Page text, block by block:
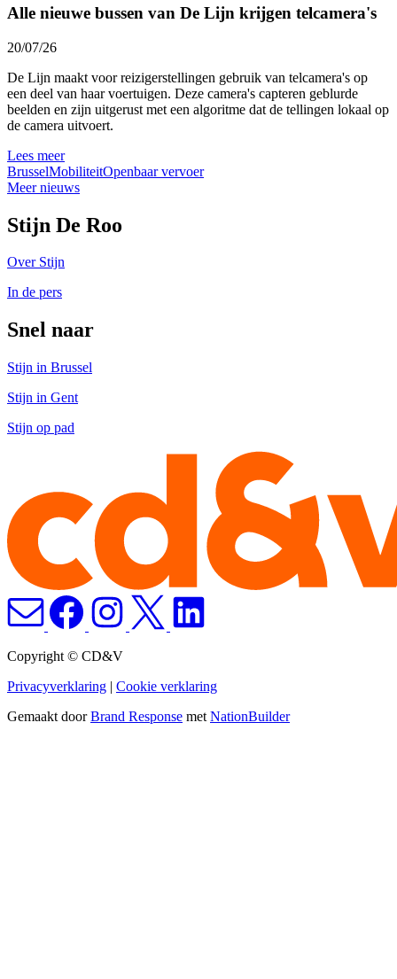
Alle nieuwe bussen van De Lijn krijgen telcamera's
20/07/26
De Lijn maakt voor reizigerstellingen gebruik van telcamera's op
een deel van haar voertuigen. Deze camera's capteren geblurde
beelden en zijn uitgerust met een algoritme dat de tellingen lokaal op
de camera uitvoert.
Lees meer
BrusselMobiliteitOpenbaar vervoer
Meer nieuws
Stijn De Roo
Over Stijn
In de pers
Snel naar
Stijn in Brussel
Stijn in Gent
Stijn op pad
Copyright © CD&V
Privacyverklaring | Cookie verklaring
Gemaakt doorBrand Response met NationBuilder